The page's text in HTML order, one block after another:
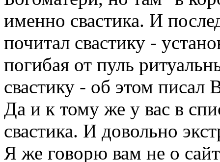
именно свастика. И
почитал свастику -
погибая от пуль
свастику - об этом писал
Да и к тому же у вас в
свастика. И довольно
Я же говорю вам не о